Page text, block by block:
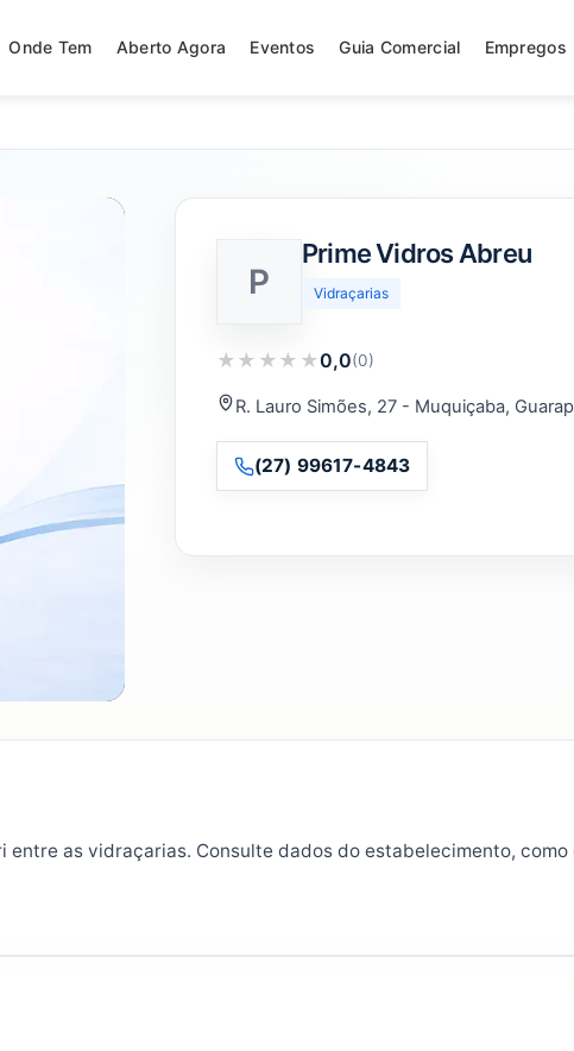
Onde Tem Aberto Agora Eventos Guia Comercial Empregos
P
Prime Vidros Abreu
Vidraçarias
★ ★ ★ ★ ★0,0(0)
R. Lauro Simões, 27 - Muquiçaba,
(27) 99617-4843
as vidraçarias. Consulte dados do estabelecimento, como